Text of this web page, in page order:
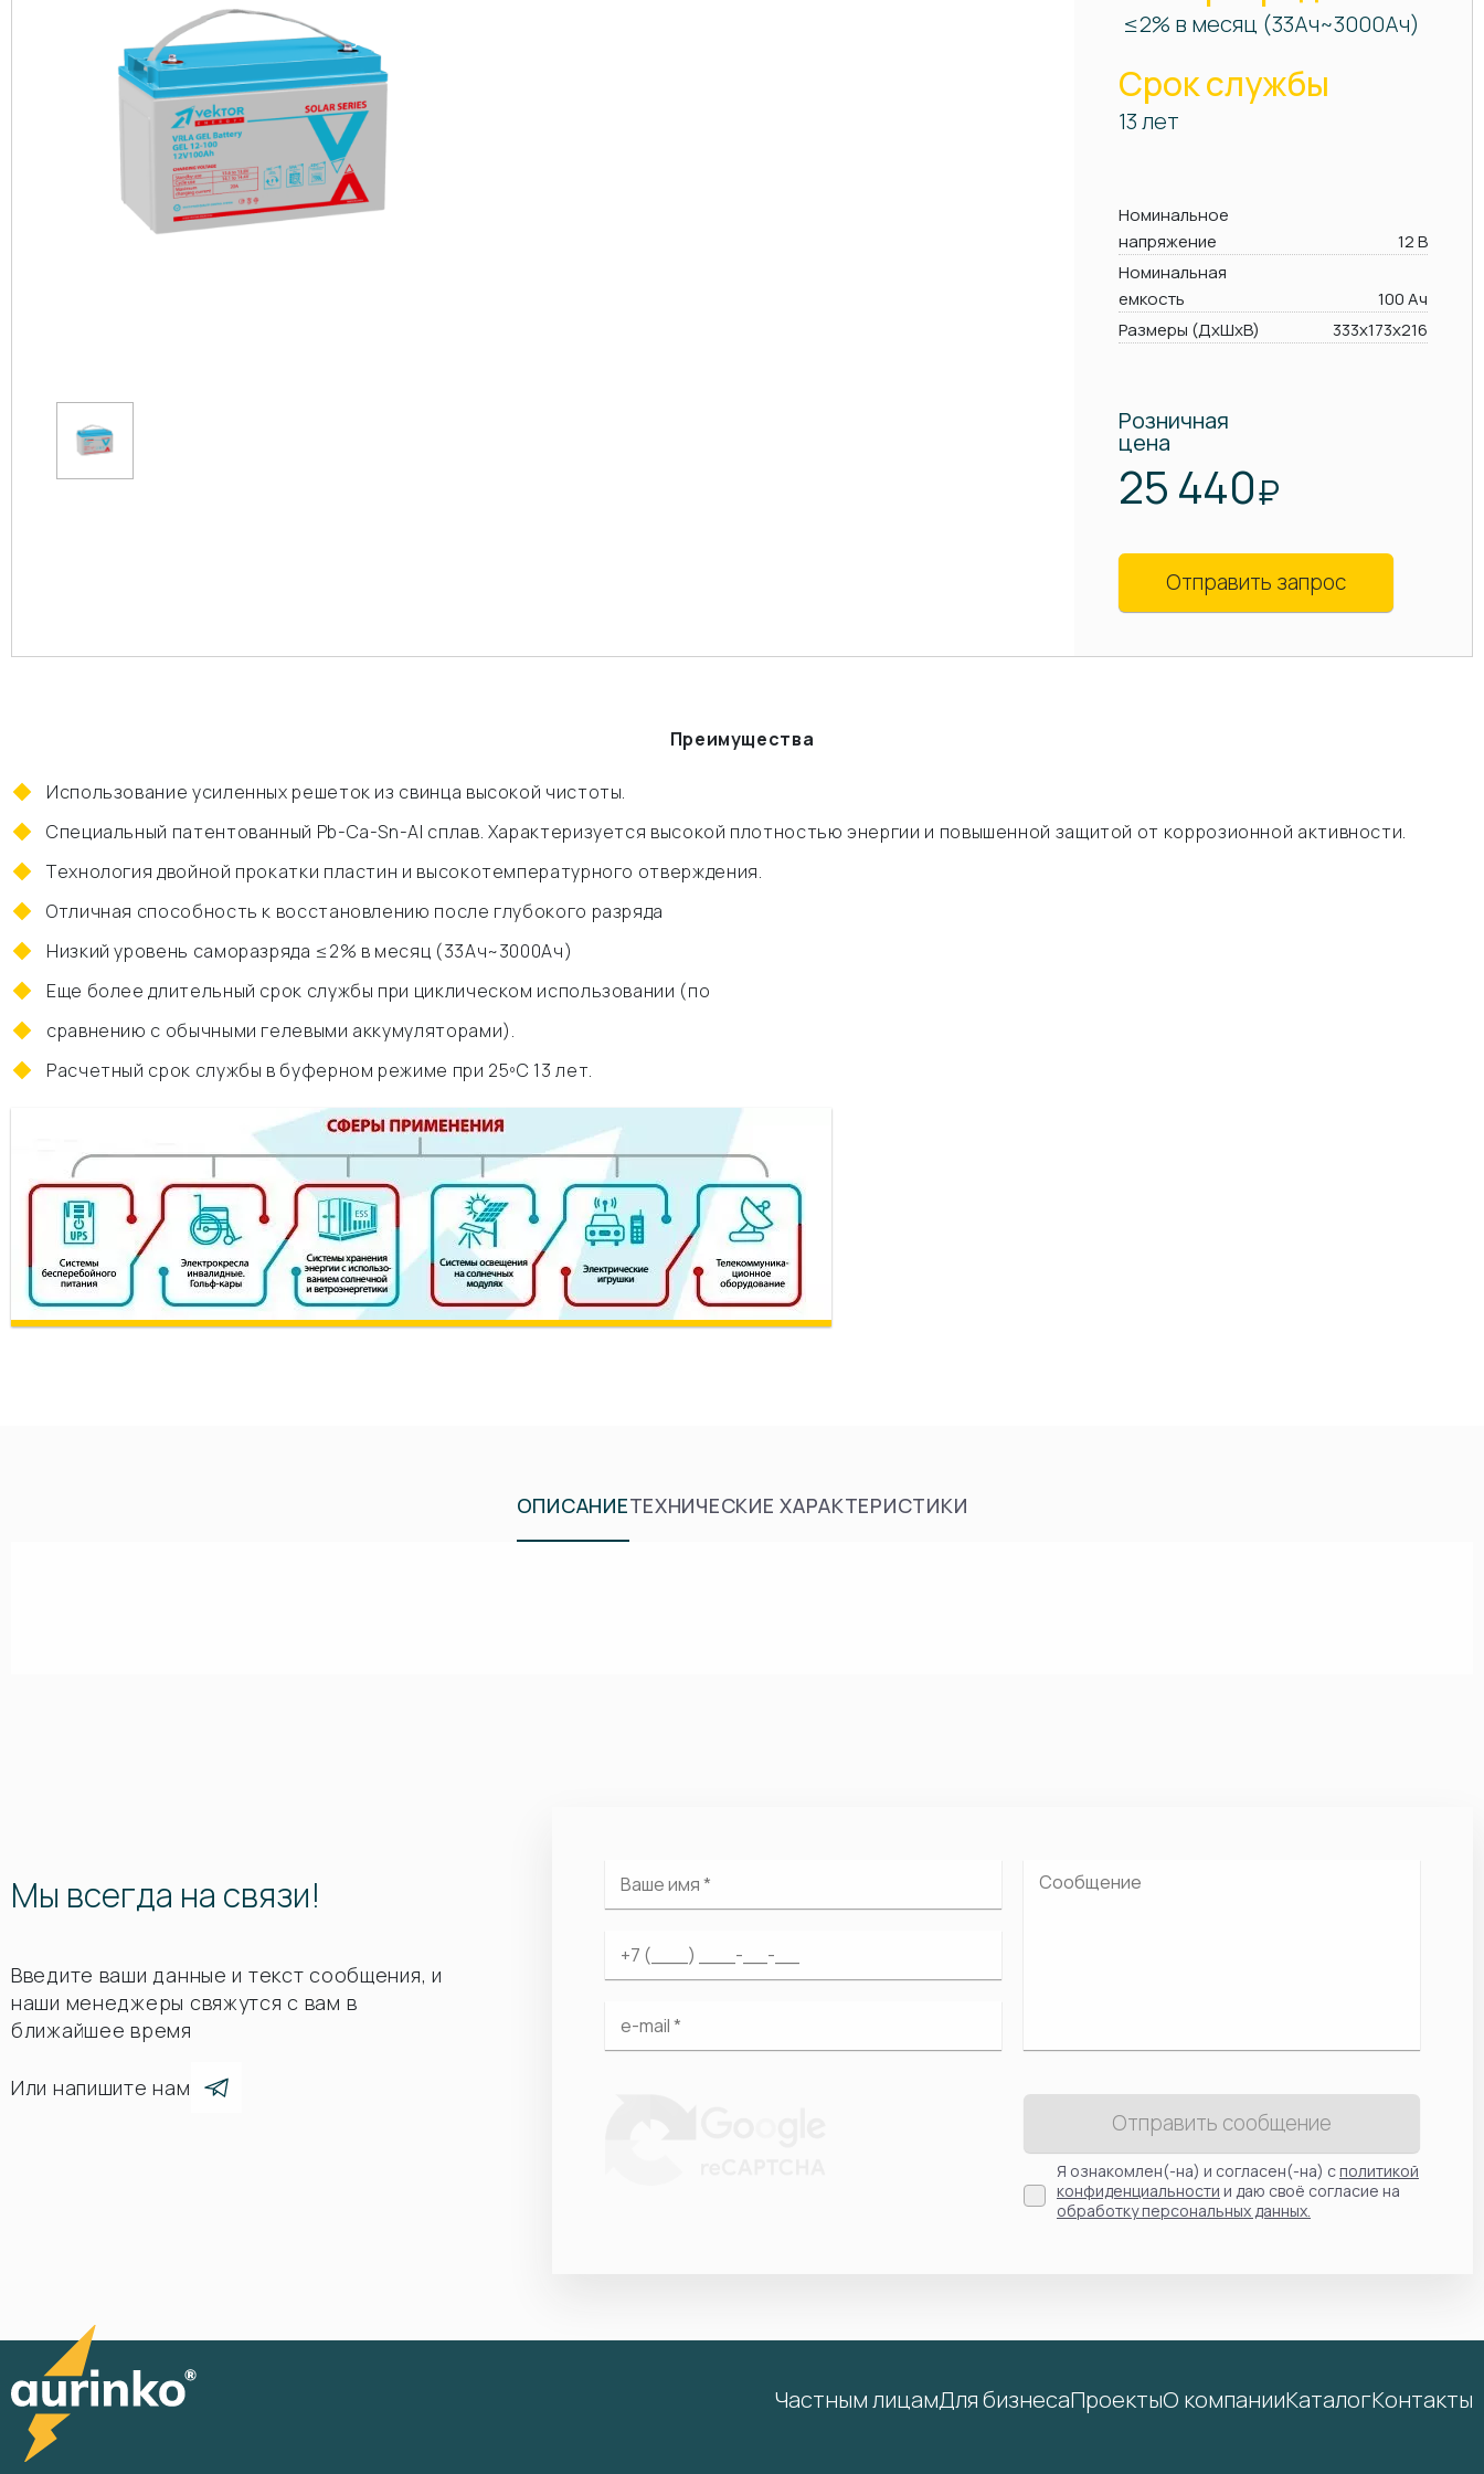
≤2% в месяц (33Ач~3000Ач)
Срок службы
13 лет
Номинальное
напряжение
12 В
Номинальная
емкость
100 Ач
Размеры (ДхШхВ)
333х173х216
Розничная
цена
25 440₽
Отправить запрос
Преимущества
Использование усиленных решеток из свинца высокой чистоты.
Специальный патентованный Pb-Ca-Sn-Al сплав. Характеризуется высокой плотностью энергии и повышенной защитой от коррозионной активности.
Технология двойной прокатки пластин и высокотемпературного отверждения.
Отличная способность к восстановлению после глубокого разряда
Низкий уровень саморазряда ≤2% в месяц (33Ач~3000Ач)
Еще более длительный срок службы при циклическом использовании (по
сравнению с обычными гелевыми аккумуляторами).
Расчетный срок службы в буферном режиме при 25ºC 13 лет.
ОПИСАНИЕТЕХНИЧЕСКИЕ ХАРАКТЕРИСТИКИ
Мы всегда на связи!
Введите ваши данные и текст сообщения, и
наши менеджеры свяжутся с вам в
ближайшее время
Или напишите нам
Отправить сообщение
Я ознакомлен(-на) и согласен(-на) сполитикой
конфиденциальности и даю своё согласие на
обработку персональных данных.
Частным лицамДля бизнесаПроектыО компанииКаталогКонтакты